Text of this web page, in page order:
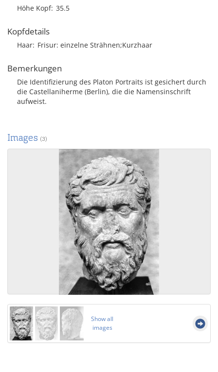
Höhe Kopf 35.5
Kopfdetails
Haar Frisur einzelne Strähnen;Kurzhaar
Bemerkungen
Die Identifizierung des Platon Portraits ist gesichert durch
die Castellaniherme (Berlin), die die Namensinschrift
aufweist.
Images (3)
Show all
images